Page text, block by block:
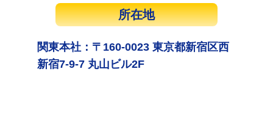
所在地
関東本社：〒160-0023 東京都新宿区西
新宿7-9-7 丸山ビル2F